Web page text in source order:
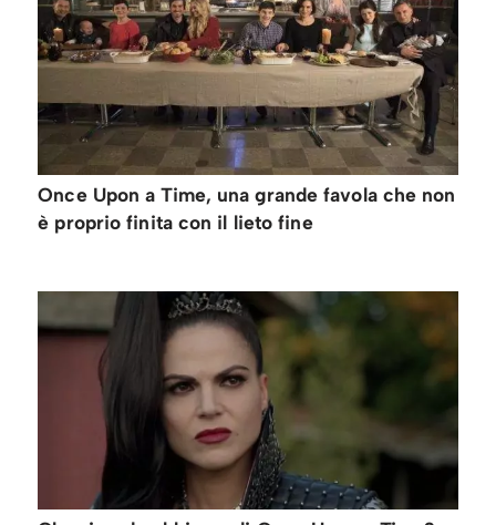
Once Upon a Time, una grande favola che non
è proprio finita con il lieto fine